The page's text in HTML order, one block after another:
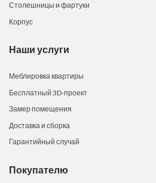
Столешницы и фартуки
Корпус
Наши услуги
Меблировка квартиры
Бесплатный 3D-проект
Замер помещения
Доставка и сборка
Гарантийный случай
Покупателю